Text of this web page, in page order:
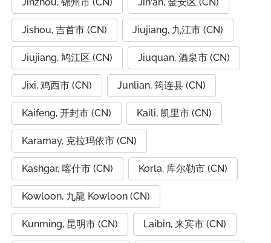
Jishou, 吉首市 (CN) Jiujiang, 九江市 (CN)
Jiujiang, 鸠江区 (CN) Jiuquan, 酒泉市 (CN)
Jixi, 鸡西市 (CN) Junlian, 筠连县 (CN)
Kaifeng, 开封市 (CN) Kaili, 凯里市 (CN)
Karamay, 克拉玛依市 (CN)
Kashgar, 喀什市 (CN) Korla, 库尔勒市 (CN)
Kowloon, 九龍 Kowloon (CN)
Kunming, 昆明市 (CN) Laibin, 来宾市 (CN)